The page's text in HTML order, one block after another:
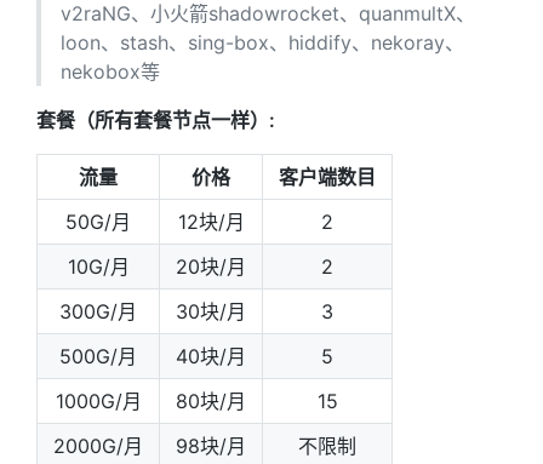
v2raNG、小火箭shadowrocket、quanmultX、
loon、stash、sing-box、hiddify、nekoray、
nekobox等
套餐（所有套餐节点一样）:
流量 价格
客户端数目
50G/月
12块/月
2
10G/月
20块/月
2
300G/月
30块/月
3
500G/月
40块/月
5
1000G/月
80块/月
15
2000G/月
98块/月 不限制